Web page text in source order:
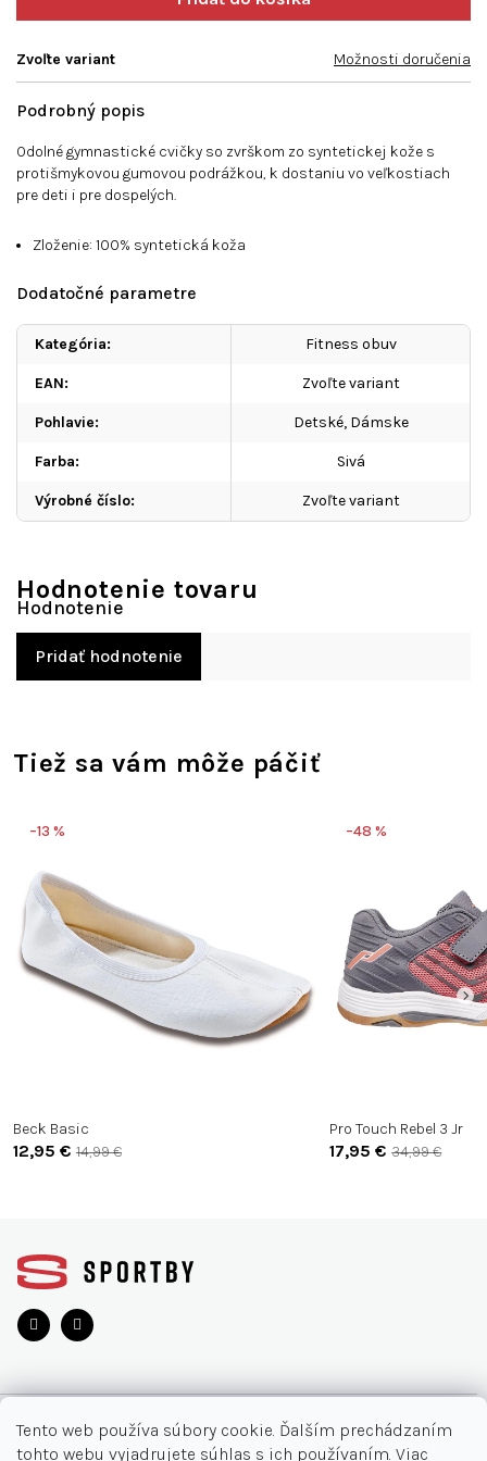
Tento web používa súbory cookie. Ďalším prechádzaním
tohto webu vyjadrujete súhlas s ich používaním. Viac
Zvoľte variant Možnosti doručenia
Podrobný popis
Odolné gymnastické cvičky so zvrškom zo syntetickej kože s
protišmykovou gumovou podrážkou, k dostaniu vo veľkostiach
pre deti i pre dospelých.
Zloženie: 100% syntetická koža
Dodatočné parametre
Kategória: Fitness obuv
EAN: Zvoľte variant
Pohlavie: Detské, Dámske
Farba: Sivá
Výrobné číslo: Zvoľte variant
Hodnotenie tovaru
Pridať hodnotenie
Tiež sa vám môže páčiť
–13 %
Beck Basic
12,95 € 14,99 €
–48 %
Pro Touch Rebel 3 Jr
17,95 € 34,99 €
e
O NÁKUPE